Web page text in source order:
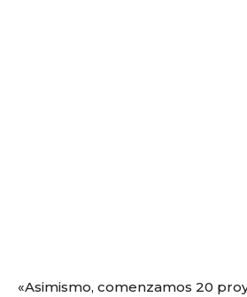
«Asimismo, comenzamos 20